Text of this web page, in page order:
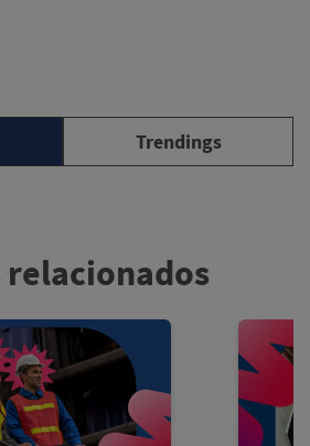
Trendings
relacionados